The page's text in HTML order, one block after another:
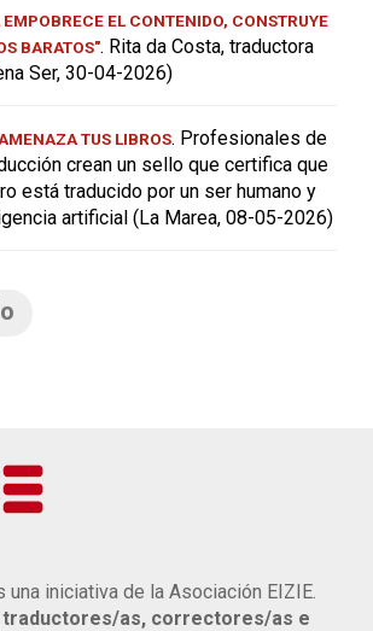
EMPOBRECE EL CONTENIDO, CONSTRUYE
BARATOS". Rita da Costa, traductora
Ser, 30-04-2026)
TUS LIBROS. Profesionales de
crean un sello que certifica que
está traducido por un ser humano y
artificial (La Marea, 08-05-2026)
una iniciativa de la Asociación EIZIE.
traductores/as, correctores/as e